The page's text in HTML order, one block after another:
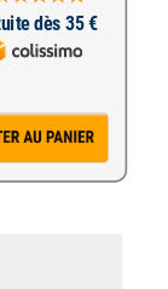
dès 35 €